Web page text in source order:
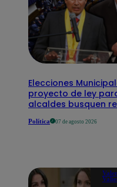
Elecciones
proyecto de ley
alcaldes busquen
Política 07 de agosto 2026